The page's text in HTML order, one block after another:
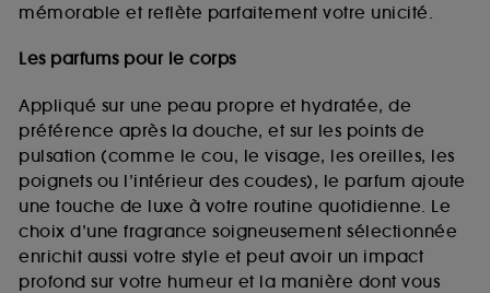
mémorable et reflète parfaitement votre unicité.
Les parfums pour le corps
Appliqué sur une peau propre et hydratée, de
préférence après la douche, et sur les points de
pulsation (comme le cou, le visage, les oreilles, les
poignets ou l’intérieur des coudes), le parfum ajoute
une touche de luxe à votre routine quotidienne. Le
choix d’une fragrance soigneusement sélectionnée
enrichit aussi votre style et peut avoir un impact
profond sur votre humeur et la manière dont vous
Cookies de sécurisation des paiements en ligne :
fraudes aux moyens de paiement et les
usurpations d’identité.
Cookies fonctionnels :il s’agit de cookies
permettant l’affichage et/ou la fourniture de
certaines fonctionnalités du site, tel que les
cookies d’authentification qui sont utilisés afin de
vous faire bénéficier de l’authentification
prolongée vous permettant d’accéder à votre
compte lors de votre prochaine visite sur le site
sans saisir à nouveau votre identifiant et mot de
passe.